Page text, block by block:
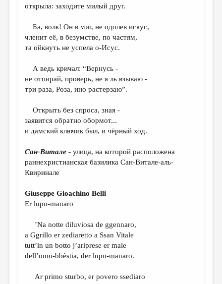
ОТ РЕДАКЦИИ
МАЛАЯ ПРОЗА
ЭССЕИСТИКА
ЛИТЕРАТУРОВЕДЕНИЕ
КУЛЬТУРОВЕДЕНИЕ
РЕЦЕНЗИРОВАНИЕ
ЦИКЛЫ ПУБЛИКАЦИЙ
ТРЕДИАКОВСКИЙ
МЕДИА
открыла: заходите милый друг.
Ба, волк! Он в миг, не одолев искус,
членит её, в безумстве, по частям,
та ойкнуть не успела о-Исус.
А ведь кричал: “Вернусь -
не отпирай, проверь, не я ль взываю -
три раза, Роза, ино растерзаю”.
Открыть без спроса, зная -
заявится обратно обормот...
и дамский ключик был, и чёрный ход.
Сан-Витале - улица, на которой расположена
раннехристианская базилика Сан-Витале-аль-
Квиринале
Giuseppe Gioachino Belli
Er lupo-manaro
’Na notte diluviosa de ggennaro,
a Ggrillo er zediaretto a Ssan Vitale
tutt’in un botto j’ariprese er male
dell’omo-bbèstia, der lupo-manaro.
Ar primo sturbo, er povero ssediaro